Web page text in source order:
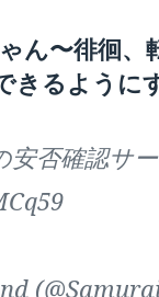
ん〜徘徊、
きるように
安否確認サ